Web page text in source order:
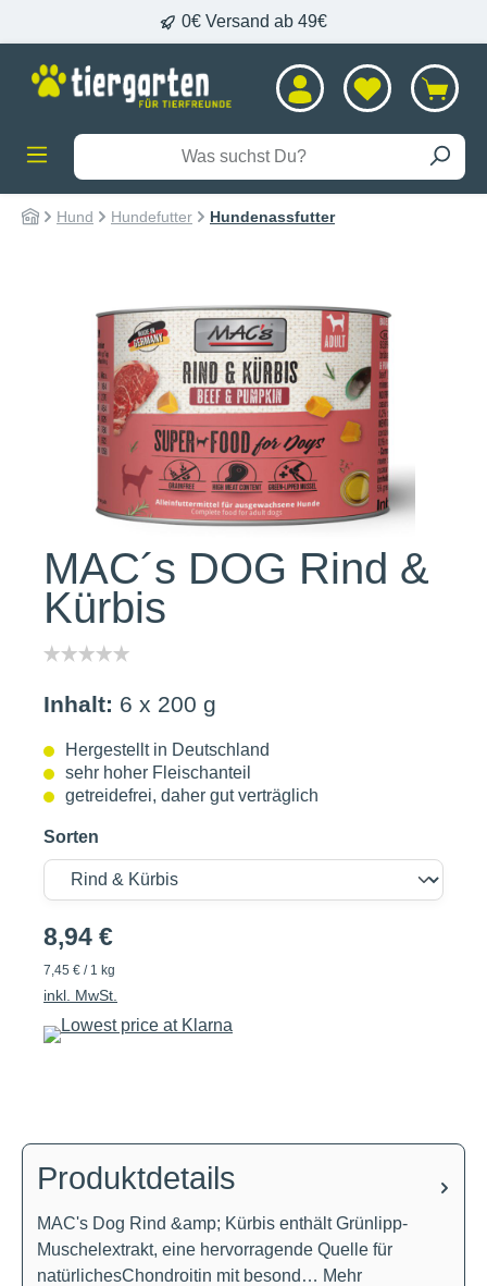
0€ Versand ab 49€
Hund Hundefutter Hundenassfutter
MAC´s DOG Rind &
Kürbis
Inhalt: 6 x 200 g
Hergestellt in Deutschland
sehr hoher Fleischanteil
getreidefrei, daher gut verträglich
Sorten
8,94 €
7,45 € / 1 kg
inkl. MwSt.
Produktdetails
MAC's Dog Rind &amp; Kürbis enthält Grünlipp-
Muschelextrakt, eine hervorragende Quelle für
natürlichesChondroitin mit besond… Mehr